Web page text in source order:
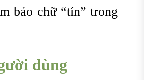
bảo chữ “tín” trong
dùng